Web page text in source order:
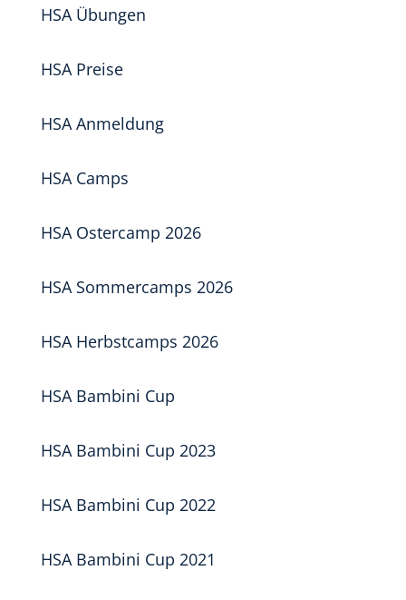
HSA Übungen
HSA Preise
HSA Anmeldung
HSA Camps
HSA Ostercamp 2026
HSA Sommercamps 2026
HSA Herbstcamps 2026
HSA Bambini Cup
HSA Bambini Cup 2023
HSA Bambini Cup 2022
HSA Bambini Cup 2021